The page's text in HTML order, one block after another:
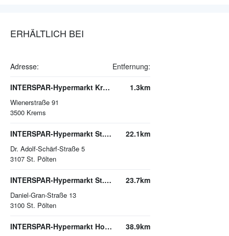
ERHÄLTLICH BEI
Adresse: Entfernung:
INTERSPAR-Hypermarkt Krems
Wienerstraße 91
3500 Krems
1.3km
INTERSPAR-Hypermarkt St. Pölten, Traisenpark
Dr. Adolf-Schärf-Straße 5
3107 St. Pölten
22.1km
INTERSPAR-Hypermarkt St. Pölten
Daniel-Gran-Straße 13
3100 St. Pölten
23.7km
INTERSPAR-Hypermarkt Hollabrunn 38.9km